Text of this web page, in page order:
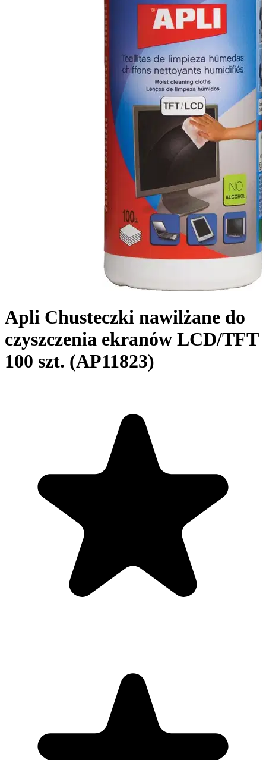
Apli Chusteczki nawilżane do
czyszczenia ekranów LCD/TFT
100 szt. (AP11823)